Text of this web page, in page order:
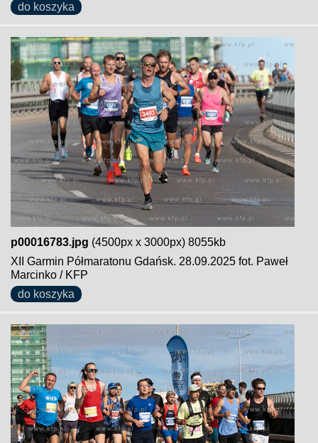
do koszyka
p00016783.jpg (4500px x 3000px) 8055kb
XII Garmin Półmaratonu Gdańsk. 28.09.2025 fot. Paweł
Marcinko / KFP
do koszyka